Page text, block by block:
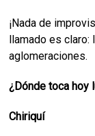
¡Nada de
llamado es claro:
aglomeraciones.
¿Dónde toca hoy
Chiriquí